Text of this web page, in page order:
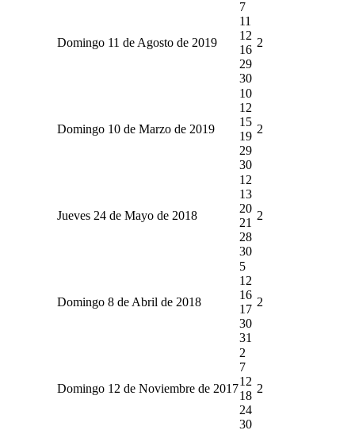
Domingo 11 de Agosto de 2019
7
11
12
16
29
30
2
Domingo 10 de Marzo de 2019
10
12
15
19
29
30
2
Jueves 24 de Mayo de 2018
12
13
20
21
28
30
2
Domingo 8 de Abril de 2018
5
12
16
17
30
31
2
Domingo 12 de Noviembre de 2017
2
7
12
18
24
30
2